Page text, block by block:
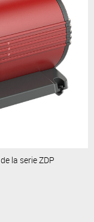
la serie ZDP